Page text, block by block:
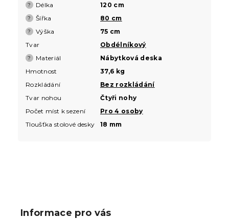
? Délka 120 cm
? Šířka 80 cm
? Výška
75 cm
Tvar
Obdélníkový
? Materiál
Nábytková deska
Hmotnost
37,6 kg
Rozkládání
Bez rozkládání
Tvar nohou
Čtyři nohy
Počet míst k sezení
Pro 4 osoby
Tloušťka stolové desky
18 mm
Informace pro vás